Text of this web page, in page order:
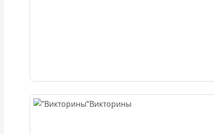
Викторины